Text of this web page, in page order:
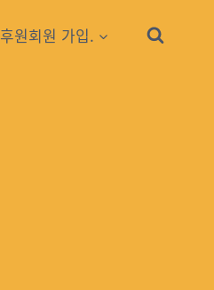
후원회원 가입.